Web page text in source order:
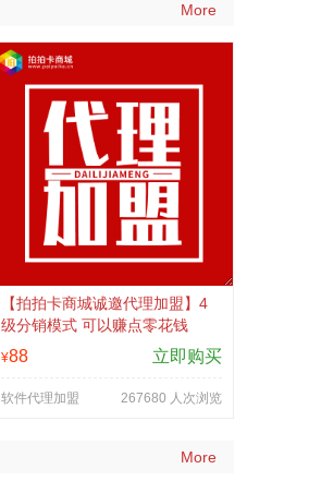
More
【拍拍卡商城诚邀代理加盟】4
级分销模式 可以赚点零花钱
¥88 立即购买
软件代理加盟 267680 人次浏览
More